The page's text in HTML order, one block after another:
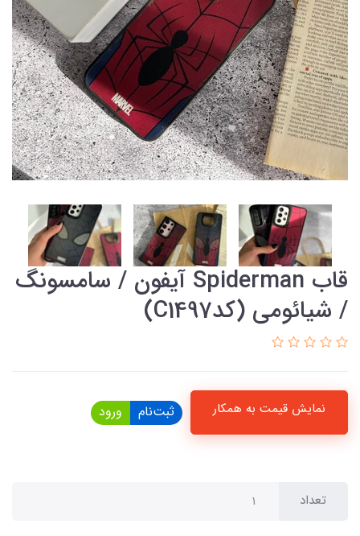
قاب Spiderman آیفون / سامسونگ
/ شیائومی (کدC1497)
نمایش قیمت به همکار ثبت‌نام ورود
تعداد